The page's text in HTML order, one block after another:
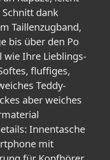
dank
Taillenzugband,
bis über den Po
wie Ihre Lieblings-
fluffiges,
Teddy-
aber weiches
Innentasche
mit